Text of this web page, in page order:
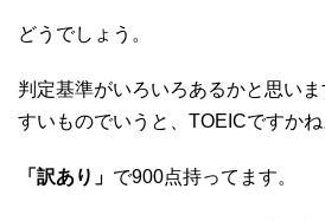
どうでしょう。
判定基準がいろいろあるかと思い
すいものでいうと、TOEICですかね
「訳あり」 で900点持ってます。